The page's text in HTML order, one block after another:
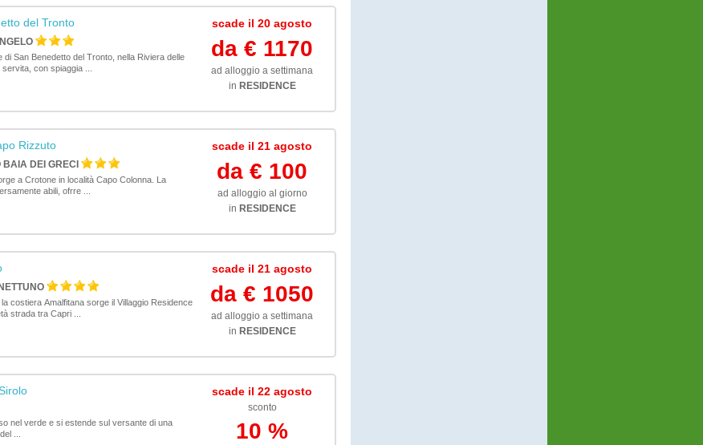
scade il 20 agosto
da € 1170
ad alloggio a settimana
in RESIDENCE
del Tronto
di San Benedetto del Tronto, nella Riviera delle
con spiaggia ...
scade il 21 agosto
da € 100
ad alloggio al giorno
in RESIDENCE
Rizzuto
DEI GRECI
a Crotone in località Capo Colonna. La
abili, ofrre ...
scade il 21 agosto
da € 1050
ad alloggio a settimana
in RESIDENCE
costiera Amalfitana sorge il Villaggio Residence
strada tra Capri ...
scade il 22 agosto
sconto
10 %
nel verde e si estende sul versante di una
...